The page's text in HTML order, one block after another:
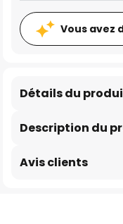
Vous avez
Description du
Détails du
Avis clients